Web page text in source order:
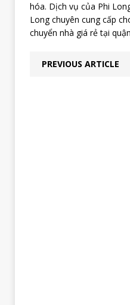
hóa. Dịch vụ của Phi
Long chuyên cung cấp
chuyển nhà giá rẻ tại
PREVIOUS ARTICLE